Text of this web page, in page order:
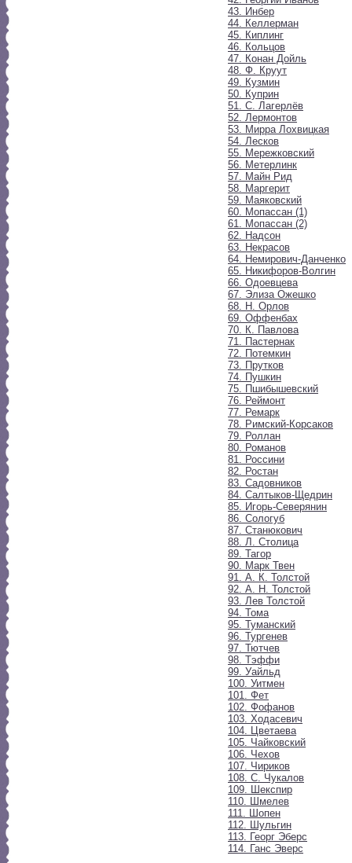
43. Инбер
44. Келлерман
45. Киплинг
46. Кольцов
47. Конан Дойль
48. Ф. Круут
49. Кузмин
50. Куприн
51. С. Лагерлёв
52. Лермонтов
53. Мирра Лохвицкая
54. Лесков
55. Мережковский
56. Метерлинк
57. Майн Рид
58. Маргерит
59. Маяковский
60. Мопассан (1)
61. Мопассан (2)
62. Надсон
63. Некрасов
64. Немирович-Данченко
65. Никифоров-Волгин
66. Одоевцева
67. Элиза Ожешко
68. Н. Орлов
69. Оффенбах
70. К. Павлова
71. Пастернак
72. Потемкин
73. Прутков
74. Пушкин
75. Пшибышевский
76. Реймонт
77. Ремарк
78. Римский-Корсаков
79. Роллан
80. Романов
81. Россини
82. Ростан
83. Садовников
84. Салтыков-Щедрин
85. Игорь-Северянин
86. Сологуб
87. Станюкович
88. Л. Столица
89. Тагор
90. Марк Твен
91. А. К. Толстой
92. А. Н. Толстой
93. Лев Толстой
94. Тома
95. Туманский
96. Тургенев
97. Тютчев
98. Тэффи
99. Уайльд
100. Уитмен
101. Фет
102. Фофанов
103. Ходасевич
104. Цветаева
105. Чайковский
106. Чехов
107. Чириков
108. С. Чукалов
109. Шекспир
110. Шмелев
111. Шопен
112. Шульгин
113. Георг Эберс
114. Ганс Эверс